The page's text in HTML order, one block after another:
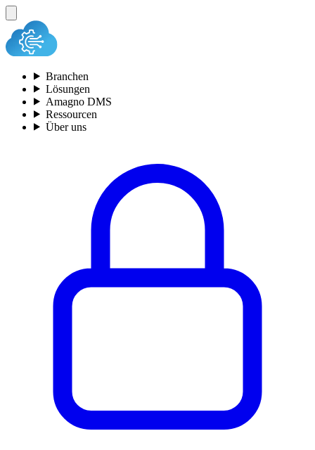
Branchen
Lösungen
Amagno DMS
Ressourcen
Über uns